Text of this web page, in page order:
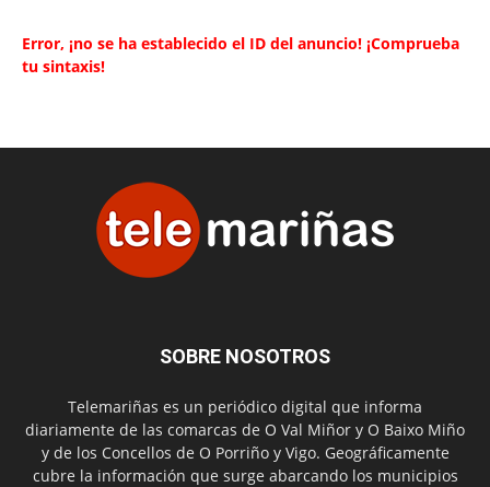
Error, ¡no se ha establecido el ID del anuncio! ¡Comprueba
tu sintaxis!
SOBRE NOSOTROS
Telemariñas es un periódico digital que informa
diariamente de las comarcas de O Val Miñor y O Baixo Miño
y de los Concellos de O Porriño y Vigo. Geográficamente
cubre la información que surge abarcando los municipios